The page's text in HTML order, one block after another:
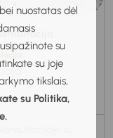
nuostatas dėl
su
su joje
tikslais,
su Politika,